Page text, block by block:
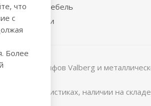
мебель
двери
магазин сейфов Valberg и
характеристиках, наличии на
что
с
Более